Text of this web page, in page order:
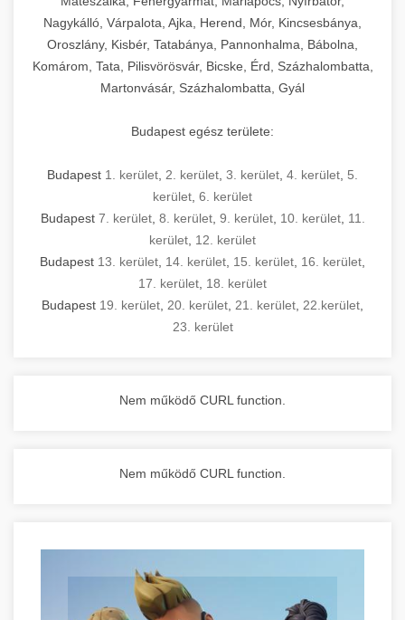
Nagykálló, Várpalota, Ajka, Herend, Mór, Kincsesbánya,
Oroszlány, Kisbér, Tatabánya, Pannonhalma, Bábolna,
Komárom, Tata, Pilisvörösvár, Bicske, Érd, Százhalombatta,
Martonvásár, Százhalombatta, Gyál
Budapest egész területe:
Budapest 1. kerület 2. kerület 3. kerület 4. kerület 5.
kerület 6. kerület
Budapest 7. kerület, 8. kerület, 9. kerület, 10. kerület, 11.
kerület 12. kerület
Budapest 13. kerület 14. kerület 15. kerület 16. kerület
17. kerület 18. kerület
Budapest 19. kerület 20. kerület 21. kerület 22.kerület
23. kerület
Nem működő CURL function.
Nem működő CURL function.